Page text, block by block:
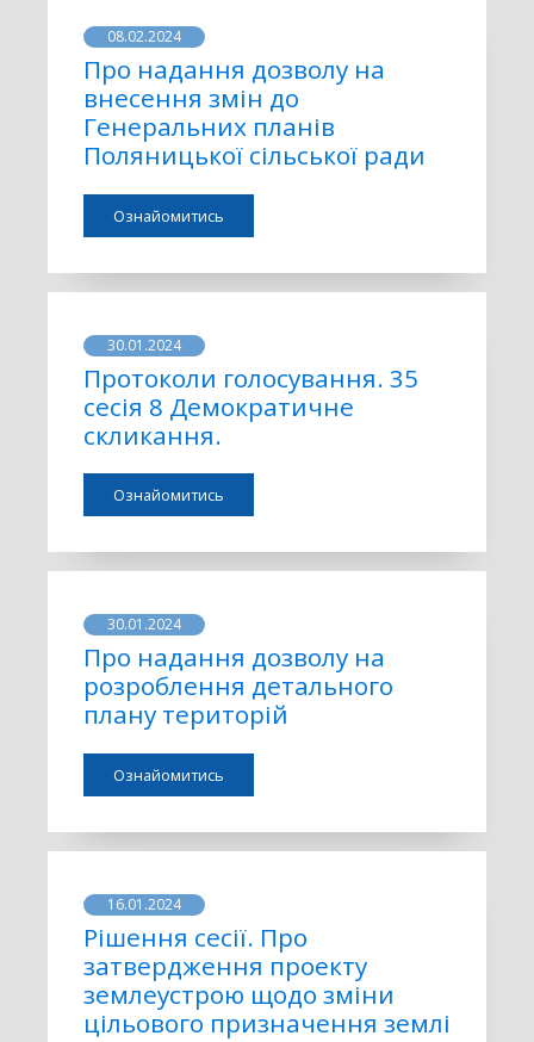
08.02.2024
Про надання дозволу на
внесення змін до
Генеральних планів
Поляницької сільської ради
Ознайомитись
30.01.2024
Протоколи голосування. 35
сесія 8 Демократичне
скликання.
Ознайомитись
30.01.2024
Про надання дозволу на
розроблення детального
плану територій
Ознайомитись
16.01.2024
Рішення сесії. Про
затвердження проекту
землеустрою щодо зміни
цільового призначення землі